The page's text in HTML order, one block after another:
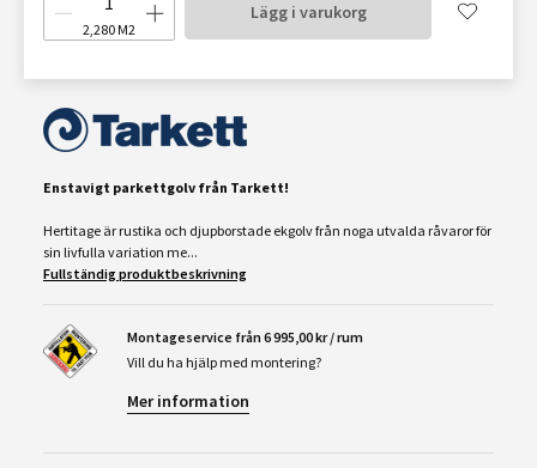
2,280 M2
Lägg i varukorg
Enstavigt parkettgolv från Tarkett!
Hertitage är rustika och djupborstade ekgolv från noga utvalda råvaror för
sin livfulla variation me...
Fullständig produktbeskrivning
Montageservice från 6 995,00 kr / rum
Vill du ha hjälp med montering?
Mer information